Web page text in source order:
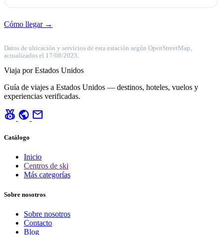
Cómo llegar →
Datos de ubicación y servicios de esta estación según OpenStreetMap,
actualizados el 17/08/2023.
Viaja por Estados Unidos
Guía de viajes a Estados Unidos — destinos, hoteles, vuelos y
experiencias verificadas.
social_leaderboard public mail
Catálogo
Inicio
Centros de ski
Más categorías
Sobre nosotros
Sobre nosotros
Contacto
Blog